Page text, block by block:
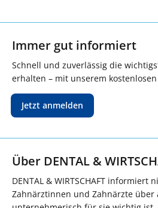
Immer gut informiert
Schnell und zuverlässig die
erhalten – mit unserem
Jetzt anmelden
Über DENTAL &
DENTAL & WIRTSCHAFT informiert
Zahnärztinnen und Zahnärzte über